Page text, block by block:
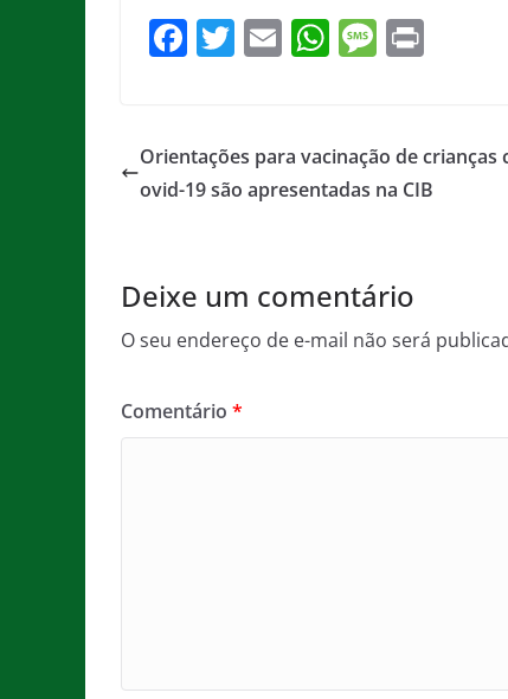
F
e
b
k
T
er
E
l
W
s
A
M
a
g
Orientações para vacinação de crianças
ovid-19 são apresentadas na CIB
Deixe um comentário
O seu endereço de e-mail não será
Comentário *